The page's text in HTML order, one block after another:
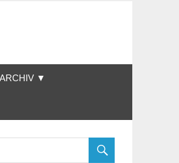
ARCHIV ▼